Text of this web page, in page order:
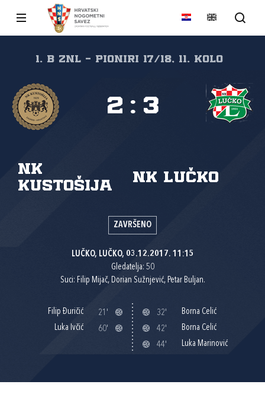
1. B ZNL - PIONIRI 17/18, 11. kolo
NK
Kustošija
NK Lučko
2 : 3
ZAVRŠENO
LUČKO, LUČKO, 03.12.2017. 11:15
Gledatelja: 50
Suci: Filip Mijač, Dorian Sužnjević, Petar Buljan.
Filip Đuričić
21'
Luka Ivčić
60'
32'
Borna Celić
42'
Borna Celić
44'
Luka Marinović